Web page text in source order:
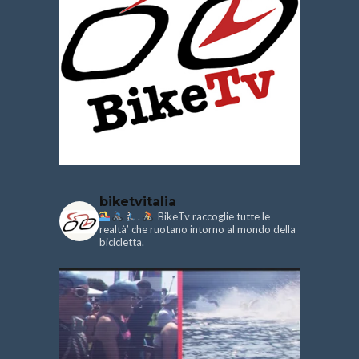
biketvitalia
.
BikeTv raccoglie tutte le
realtà’ che ruotano intorno al mondo della
bicicletta.